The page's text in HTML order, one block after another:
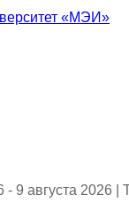
«МЭИ»
- 9 августа 2026